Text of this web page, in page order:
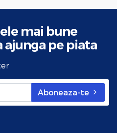
mai bune
ajunga pe piata
Aboneaza-te